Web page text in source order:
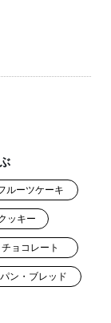
ルーツケーキ
ッキー
チョコレート
パン・ブレッド